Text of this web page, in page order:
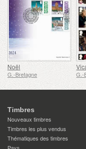
Noël
G.-Bretagne G.-
Timbres
Nouveaux timbres
Timbres les plus vendus
Thématiques des timbres
Pays